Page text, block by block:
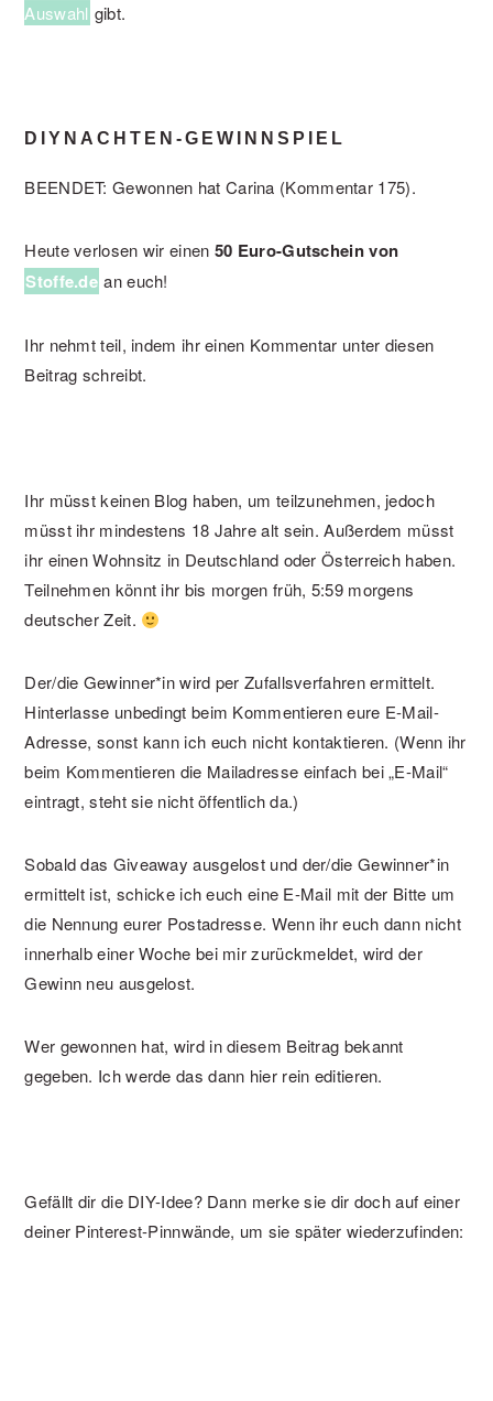
Auswahl gibt.
DIYNACHTEN-GEWINNSPIEL
BEENDET: Gewonnen hat Carina (Kommentar 175).
Heute verlosen wir einen 50 Euro-Gutschein von
Stoffe.de an euch!
Ihr nehmt teil, indem ihr einen Kommentar unter diesen
Beitrag schreibt.
Ihr müsst keinen Blog haben, um teilzunehmen, jedoch
müsst ihr mindestens 18 Jahre alt sein. Außerdem müsst
ihr einen Wohnsitz in Deutschland oder Österreich haben.
Teilnehmen könnt ihr bis morgen früh, 5:59 morgens
deutscher Zeit.
Der/die Gewinner*in wird per Zufallsverfahren ermittelt.
Hinterlasse unbedingt beim Kommentieren eure E-Mail-
Adresse, sonst kann ich euch nicht kontaktieren. (Wenn ihr
beim Kommentieren die Mailadresse einfach bei „E-Mail“
eintragt, steht sie nicht öffentlich da.)
Sobald das Giveaway ausgelost und der/die Gewinner*in
ermittelt ist, schicke ich euch eine E-Mail mit der Bitte um
die Nennung eurer Postadresse. Wenn ihr euch dann nicht
innerhalb einer Woche bei mir zurückmeldet, wird der
Gewinn neu ausgelost.
Wer gewonnen hat, wird in diesem Beitrag bekannt
gegeben. Ich werde das dann hier rein editieren.
Gefällt dir die DIY-Idee? Dann merke sie dir doch auf einer
deiner Pinterest-Pinnwände, um sie später wiederzufinden: